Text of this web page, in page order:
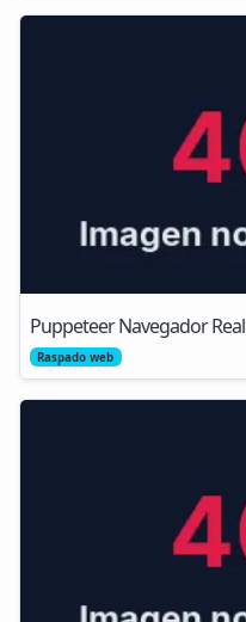
Puppeteer Navegador Real
Raspado web